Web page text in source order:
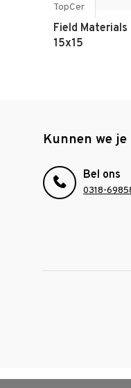
TopCer
Field
15x15
Kunnen we
Bel ons
0318-